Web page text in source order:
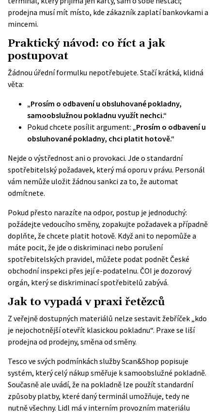
prodejna musí mít místo, kde zákazník zaplatí bankovkami a
mincemi.
Praktický návod: co říct a jak
postupovat
Žádnou úřední formulku nepotřebujete. Stačí krátká, klidná
věta:
„Prosím o odbavení u obsluhované pokladny,
samoobslužnou pokladnu využít nechci.“
Pokud chcete posílit argument: „Prosím o odbavení u
obsluhované pokladny, chci platit hotově.“
Nejde o výstřednost ani o provokaci. Jde o standardní
spotřebitelský požadavek, který má oporu v právu. Personál
vám nemůže uložit žádnou sankci za to, že automat
odmítnete.
Pokud přesto narazíte na odpor, postup je jednoduchý:
požádejte vedoucího směny, zopakujte požadavek a případně
doplňte, že chcete platit hotově. Když ani to nepomůže a
máte pocit, že jde o diskriminaci nebo porušení
spotřebitelských pravidel, můžete podat podnětČeské
obchodní inspekci přes její e-podatelnu. ČOI je dozorový
orgán, který se diskriminací spotřebitelů zabývá.
Jak to vypadá v praxi řetězců
Z veřejně dostupných materiálů nelze sestavit žebříček „kdo
je nejochotnější otevřít klasickou pokladnu“. Praxe se liší
prodejna od prodejny, směna od směny.
Tesco ve svých podmínkách služby Scan&Shop popisuje
systém, který celý nákup směřuje k samoobslužné pokladně.
Současně ale uvádí, že na pokladně lze použít standardní
způsoby platby, které daný terminál umožňuje, tedy ne
nutně všechny. Lidl má v interním provozním materiálu